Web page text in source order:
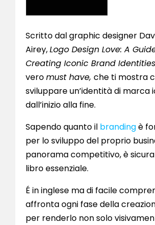
Scritto dal graphic designer
Airey,Logo Design Love: A
Creating Iconic Brand Identities
veromust have, che ti mostra
sviluppare un’identità di marca
dall’inizio alla fine.
Sapendo quanto il brandingè
per lo sviluppo del proprio
panorama competitivo, è
libro essenziale.
É in inglese ma di facile
affronta ogni fase della
per renderlo non solo